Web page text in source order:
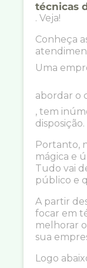
técnicas
. Veja!
Conheça
Uma
abordar o
, tem
disposição.
Portanto,
mágica e
Tudo vai
público e
A partir
focar em
melhorar
sua
Logo